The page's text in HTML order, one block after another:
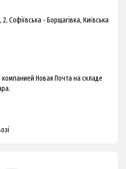
2, Софіївська - Борщагівка, Київська
Новая Почта на складе